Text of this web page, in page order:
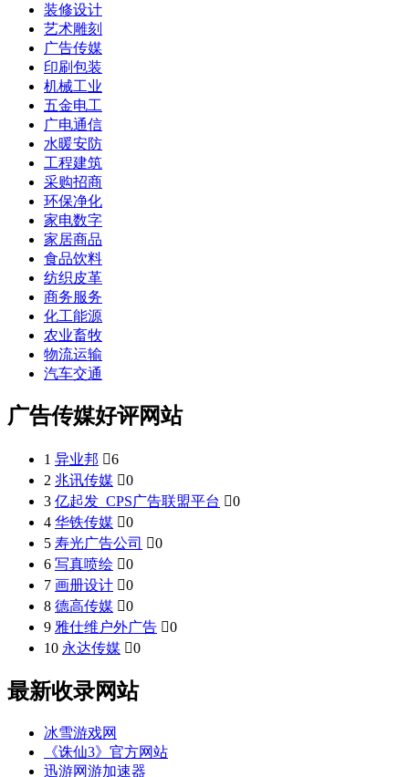
装修设计
艺术雕刻
广告传媒
印刷包装
机械工业
五金电工
广电通信
水暖安防
工程建筑
采购招商
环保净化
家电数字
家居商品
食品饮料
纺织皮革
商务服务
化工能源
农业畜牧
物流运输
汽车交通
广告传媒好评网站
1 异业邦 6
2 兆讯传媒 0
3 亿起发_CPS广告联盟平台 0
4 华铁传媒 0
5 寿光广告公司 0
6 写真喷绘 0
7 画册设计 0
8 德高传媒 0
9 雅仕维户外广告 0
10 永达传媒 0
最新收录网站
冰雪游戏网
《诛仙3》官方网站
迅游网游加速器